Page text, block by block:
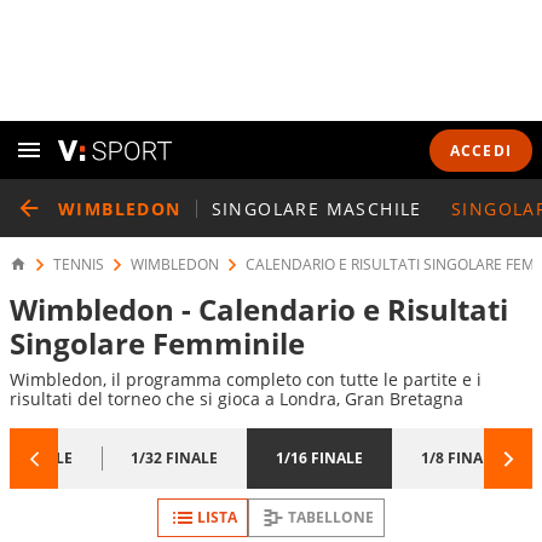
ACCEDI
WIMBLEDON SINGOLARE MASCHILE
TENNIS WIMBLEDON CALENDARIO E RISULTATI SINGOLARE
Wimbledon - Calendario e Risultati
Singolare Femminile
Wimbledon, il programma completo con tutte le partite e i
risultati del torneo che si gioca a Londra, Gran Bretagna
FINALE 1/32 FINALE 1/16 FINALE 1/8 FINALE
LISTA TABELLONE